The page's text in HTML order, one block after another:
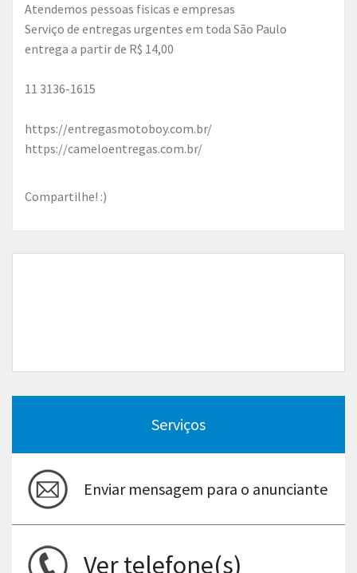
Atendemos pessoas fi­sicas e empresas
Serviço de entregas urgentes em toda São Paulo
entrega a partir de R$ 14,00
11 3136-1615
https://entregasmotoboy.com.br/
https://cameloentregas.com.br/
Compartilhe! :)
Serviços
Enviar mensagem para o anunciante
Ver telefone(s)